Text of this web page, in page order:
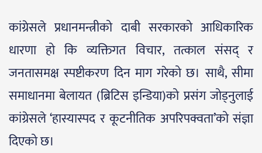
कांग्रेसले प्रधानमन्त्रीको दाबी सरकारको आधिकारिक
धारणा हो कि व्यक्तिगत विचार, तत्काल संसद् र
जनतासमक्ष स्पष्टीकरण दिन माग गरेको छ। साथै, सीमा
समाधानमा बेलायत (ब्रिटिस इन्डिया)को प्रसंग जोड्नुलाई
कांग्रेसले ‘हास्यास्पद र कूटनीतिक अपरिपक्वता’को संज्ञा
दिएको छ।